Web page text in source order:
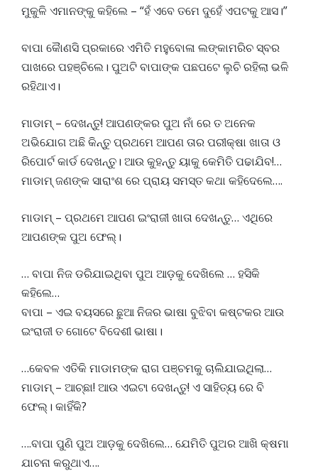
ମୁକୁଳି ଏମାନଙ୍କୁ କହିଲେ – “ହଁ ଏବେ ତମେ ଦୁହେଁ ଏପଟକୁ ଆସ।”
ବାପା କୈାଣସି ପ୍ରକାରେ ଏମିତି ମହୁବୋଳା ଲଙ୍କାମରିଚ ସ୍ବର
ପାଖରେ ପହଞ୍ଚିଲେ। ପୁଅଟି ବାପାଙ୍କ ପଛପଟେ ଲୁଚି ରହିଲା ଭଳି
ରହିଥାଏ।
ମାଡାମ୍ – ଦେଖନ୍ତୁ! ଆପଣଙ୍କର ପୁଅ ନାଁ ରେ ତ ଅନେକ
ଅଭିଯୋଗ ଅଛି କିନ୍ତୁ ପ୍ରଥମେ ଆପଣ ତାର ପରୀକ୍ଷା ଖାତା ଓ
ରିପୋର୍ଟ କାର୍ଡ ଦେଖନ୍ତୁ। ଆଉ କୁହନ୍ତୁ ୟାକୁ କେମିତି ପଢାଯିବ!…
ମାଡାମ୍ ଜଣଙ୍କ ସାରାଂଶ ରେ ପ୍ରାୟ ସମସ୍ତ କଥା କହିଦେଲେ….
ମାଡାମ୍ – ପ୍ରଥମେ ଆପଣ ଇଂରାଜୀ ଖାତା ଦେଖନ୍ତୁ… ଏଥିରେ
ଆପଣଙ୍କ ପୁଅ ଫେଲ୍।
… ବାପା ନିଜ ଡରିଯାଇଥିବା ପୁଅ ଆଡ଼କୁ ଦେଖିଲେ … ହସିକି
କହିଲେ…
ବାପା – ଏଇ ବୟସରେ ଛୁଆ ନିଜର ଭାଷା ବୁଝିବା କଷ୍ଟକର ଆଉ
ଇଂରାଜୀ ତ ଗୋଟେ ବିଦେଶୀ ଭାଷା।
…କେବଳ ଏତିକି ମାଡାମଙ୍କ ରାଗ ପଞ୍ଚମକୁ ଚାଲିଯାଇଥିଲା…
ମାଡାମ୍ – ଆଚ୍ଛା! ଆଉ ଏଇଟା ଦେଖନ୍ତୁ! ଏ ସାହିତ୍ୟ ରେ ବି
ଫେଲ୍। କାହିଁକି?
….ବାପା ପୁଣି ପୁଅ ଆଡ଼କୁ ଦେଖିଲେ… ଯେମିତି ପୁଅର ଆଖି କ୍ଷମା
ଯାଚନା କରୁଥାଏ….